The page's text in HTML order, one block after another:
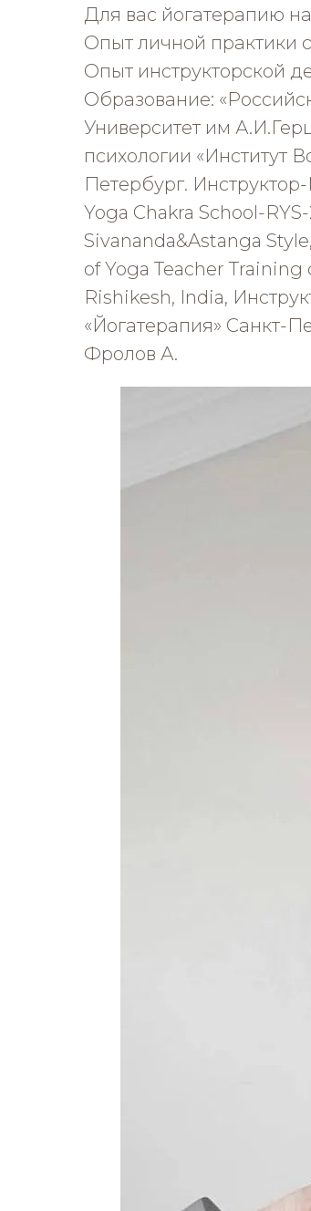
Для вас йогатерапию
Опыт личной практики
Опыт инструкторской
Образование:
Университет им
психологии «Институт
Петербург.
Yoga Chakra School-
Sivananda&Astanga
of Yoga Teacher
Rishikesh, India,
«Йогатерапия» Санкт-
Фролов А.